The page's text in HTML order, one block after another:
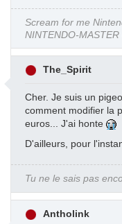
Scream for me
NINTENDO-
The_Spirit
Cher. Je suis un
comment modifier la
euros... J'ai honte
D'ailleurs, pour
Tu ne le sais pas
Antholink